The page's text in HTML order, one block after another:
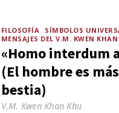
FILOSOFÍA
SÍMBOLOS
MENSAJES DEL V.M. KWEN
«Homo interdum
(El hombre es
bestia)
V.M. Kwen Khan Khu